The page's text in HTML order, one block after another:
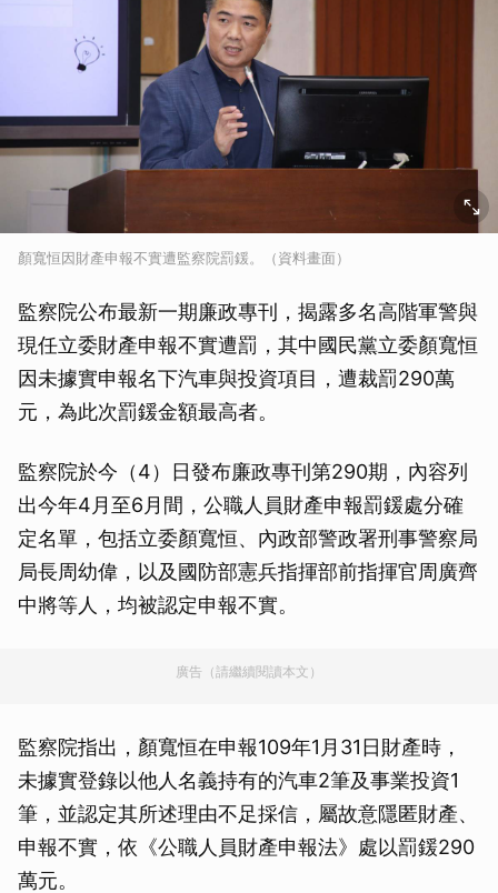
顏寬恒因財產申報不實遭監察院罰鍰。（資料畫面）
監察院公布最新一期廉政專刊，揭露多名高階軍警與
現任立委財產申報不實遭罰，其中國民黨立委顏寬恒
因未據實申報名下汽車與投資項目，遭裁罰290萬
元，為此次罰鍰金額最高者。
監察院於今（4）日發布廉政專刊第290期，內容列
出今年4月至6月間，公職人員財產申報罰鍰處分確
定名單，包括立委顏寬恒、內政部警政署刑事警察局
局長周幼偉，以及國防部憲兵指揮部前指揮官周廣齊
中將等人，均被認定申報不實。
廣告（請繼續閱讀本文）
監察院指出，顏寬恒在申報109年1月31日財產時，
未據實登錄以他人名義持有的汽車2筆及事業投資1
筆，並認定其所述理由不足採信，屬故意隱匿財產、
申報不實，依《公職人員財產申報法》處以罰鍰290
萬元。